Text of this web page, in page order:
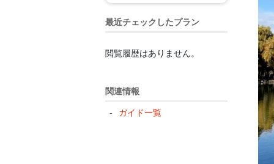
最近チェックしたプラン
閲覧履歴はありません。
関連情報
ガイド一覧